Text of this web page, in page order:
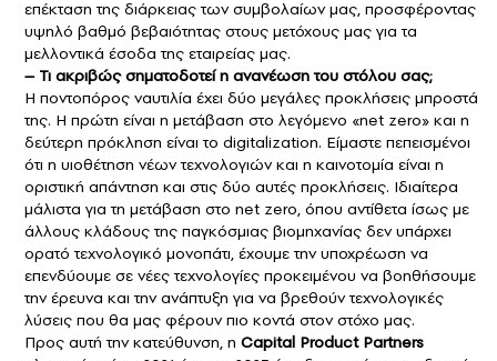
επέκταση της διάρκειας των συμβολαίων μας, προσφέροντας
υψηλό βαθμό βεβαιότητας στους μετόχους μας για τα
μελλοντικά έσοδα της εταιρείας μας.
– Τι ακριβώς σηματοδοτεί η ανανέωση του στόλου σας;
Η ποντοπόρος ναυτιλία έχει δύο μεγάλες προκλήσεις μπροστά
της. Η πρώτη είναι η μετάβαση στο λεγόμενο «net zero» και η
δεύτερη πρόκληση είναι το digitalization. Είμαστε πεπεισμένοι
ότι η υιοθέτηση νέων τεχνολογιών και η καινοτομία είναι η
οριστική απάντηση και στις δύο αυτές προκλήσεις. Ιδιαίτερα
μάλιστα για τη μετάβαση στο net zero, όπου αντίθετα ίσως με
άλλους κλάδους της παγκόσμιας βιομηχανίας δεν υπάρχει
ορατό τεχνολογικό μονοπάτι, έχουμε την υποχρέωση να
επενδύουμε σε νέες τεχνολογίες προκειμένου να βοηθήσουμε
την έρευνα και την ανάπτυξη για να βρεθούν τεχνολογικές
λύσεις που θα μας φέρουν πιο κοντά στον στόχο μας.
Προς αυτή την κατεύθυνση, η Capital Product Partners